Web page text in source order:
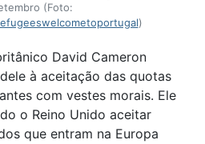
(Foto:
)
David Cameron
à aceitação das quotas
com vestes morais. Ele
o Reino Unido aceitar
que entram na Europa